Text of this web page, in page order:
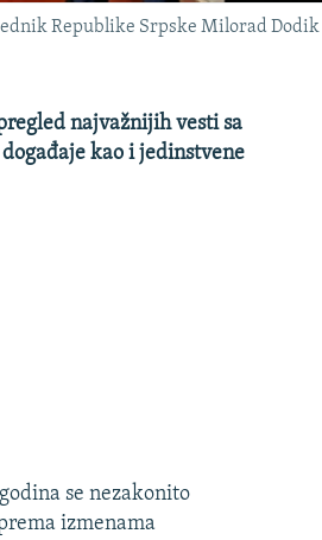
Republike Srpske Milorad Dodik
najvažnijih vesti sa
kao i jedinstvene
se nezakonito
izmenama